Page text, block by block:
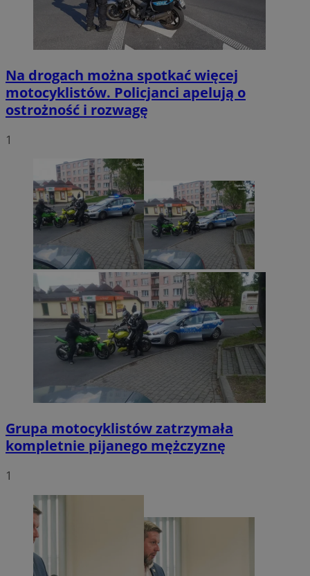
Na drogach można spotkać więcej
motocyklistów. Policjanci apelują o
ostrożność i rozwagę
1
Grupa motocyklistów zatrzymała
kompletnie pijanego mężczyznę
1